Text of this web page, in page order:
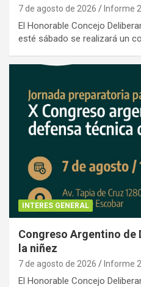
7 de agosto de 2026 Informe
El Honorable Concejo
esté sábado se realizará un
INTERES GENERAL
Congreso Argentino de
la niñez
7 de agosto de 2026 Informe
El Honorable Concejo